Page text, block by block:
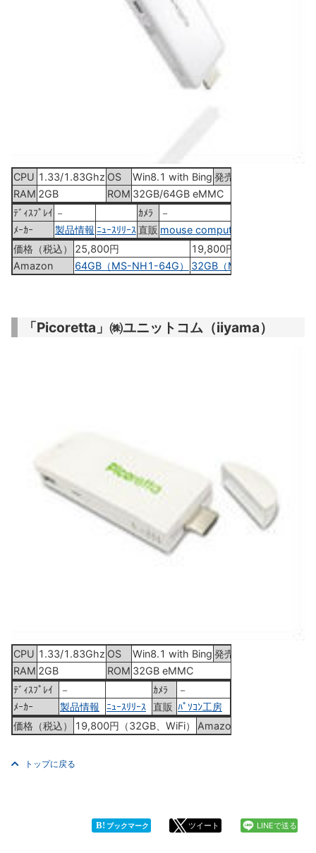
CPU 1.33/1.83Ghz OS Win8.1 with Bing 発売
RAM 2GB ROM 32GB/64GB eMMC
ﾃﾞｨｽﾌﾟﾚｲ － ｶﾒﾗ
－
ﾒｰｶｰ
製品情報 ﾆｭｰｽﾘﾘｰｽ直販 mouse computer
価格（税込）
25,800円
19,800円
Amazon
64GB（MS-NH1-64G） 32GB（MS-NH1）
「Picoretta」㈱ユニットコム（iiyama）
CPU 1.33/1.83Ghz OS Win8.1 with Bing 発売
RAM 2GB ROM 32GB eMMC
ﾃﾞｨｽﾌﾟﾚｲ
－ ｶﾒﾗ
－
ﾒｰｶｰ
製品情報 ﾆｭｰｽﾘﾘｰｽ 直販 ﾊﾟｿｺﾝ工房
価格（税込）
19,800円（32GB、WiFi） Amazon
トップに戻る
B! ブックマーク ツイート LINEで送る